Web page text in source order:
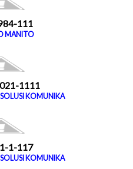
111
MANITO
1111
KOMUNIKA
1-117
KOMUNIKA